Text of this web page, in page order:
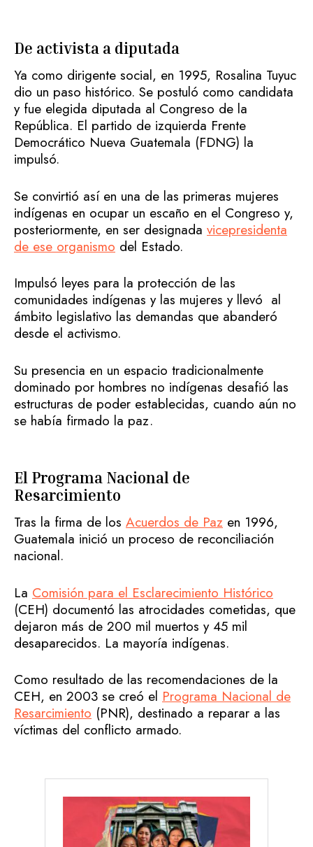
De activista a diputada
Ya como dirigente social, en 1995, Rosalina Tuyuc
dio un paso histórico. Se postuló como candidata
y fue elegida diputada al Congreso de la
República. El partido de izquierda Frente
Democrático Nueva Guatemala (FDNG) la
impulsó.
Se convirtió así en una de las primeras mujeres
indígenas en ocupar un escaño en el Congreso y,
posteriormente, en ser designada vicepresidenta
de ese organismo del Estado.
Impulsó leyes para la protección de las
comunidades indígenas y las mujeres y llevó al
ámbito legislativo las demandas que abanderó
desde el activismo.
Su presencia en un espacio tradicionalmente
dominado por hombres no indígenas desafió las
estructuras de poder establecidas, cuando aún no
se había firmado la paz.
El Programa Nacional de
Resarcimiento
Tras la firma de los Acuerdos de Paz en 1996,
Guatemala inició un proceso de reconciliación
nacional.
La Comisión para el Esclarecimiento Histórico
(CEH) documentó las atrocidades cometidas, que
dejaron más de 200 mil muertos y 45 mil
desaparecidos. La mayoría indígenas.
Como resultado de las recomendaciones de la
CEH, en 2003 se creó el Programa Nacional de
Resarcimiento (PNR), destinado a reparar a las
víctimas del conflicto armado.